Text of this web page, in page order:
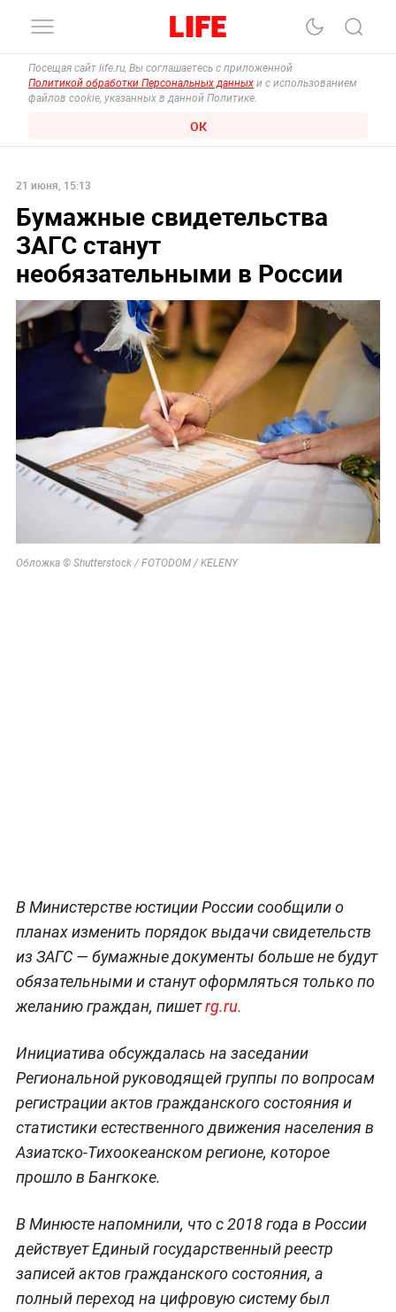
Посещая сайт life.ru, Вы соглашаетесь с приложенной
Политикой обработки Персональных данных и с использованием
файлов cookie, указанных в данной Политике.
ОК
21 июня, 15:13
Бумажные свидетельства
ЗАГС станут
необязательными в России
Обложка © Shutterstock / FOTODOM / KELENY
В Министерстве юстиции России сообщили о
планах изменить порядок выдачи свидетельств
из ЗАГС — бумажные документы больше не будут
обязательными и станут оформляться только по
желанию граждан, пишетrg.ru.
Инициатива обсуждалась на заседании
Региональной руководящей группы по вопросам
регистрации актов гражданского состояния и
статистики естественного движения населения в
Азиатско-Тихоокеанском регионе, которое
прошло в Бангкоке.
В Минюсте напомнили, что с 2018 года в России
действует Единый государственный реестр
записей актов гражданского состояния, а
полный переход на цифровую систему был